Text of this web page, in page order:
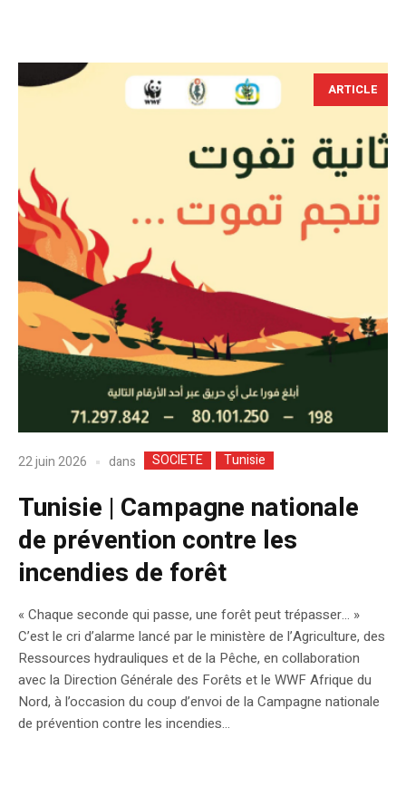
ARTICLE
22 juin 2026 dans SOCIETE Tunisie
Tunisie | Campagne nationale
de prévention contre les
incendies de forêt
« Chaque seconde qui passe, une forêt peut trépasser… »
C’est le cri d’alarme lancé par le ministère de l’Agriculture, des
Ressources hydrauliques et de la Pêche, en collaboration
avec la Direction Générale des Forêts et le WWF Afrique du
Nord, à l’occasion du coup d’envoi de la Campagne nationale
de prévention contre les incendies...